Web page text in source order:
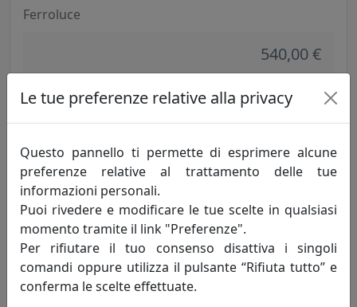
Ferroluce
540,00 €
LAMPADA A SOSPENSIONE C2540-VEB COLLEZIONE BELLOTA
FINITURA VERDE BOTTIGLIA
Le tue preferenze relative alla privacy
Questo pannello ti permette di esprimere alcune
preferenze relative al trattamento delle tue
informazioni personali.
Puoi rivedere e modificare le tue scelte in qualsiasi
momento tramite il link "Preferenze".
Per rifiutare il tuo consenso disattiva i singoli
comandi oppure utilizza il pulsante “Rifiuta tutto” e
conferma le scelte effettuate.